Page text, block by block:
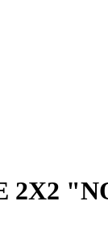
2X2